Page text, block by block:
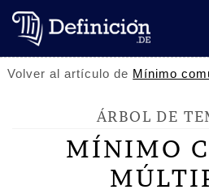
Volver al artículo de Mínimo
ÁRBOL DE
MÍNIMO